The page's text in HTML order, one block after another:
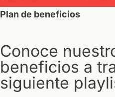
Plan de beneficios
Conoce
beneficios a
siguiente